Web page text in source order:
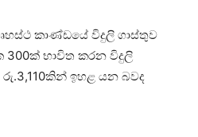
කාණ්ඩයේ විදුලි ගාස්තුව
භාවිත කරන විදුලි
ඉහළ ‍යන බවද